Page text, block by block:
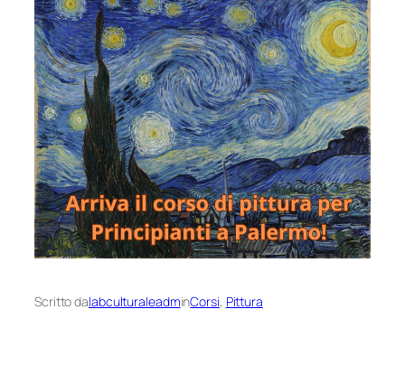
Scritto dalabculturaleadminCorsi, Pittura